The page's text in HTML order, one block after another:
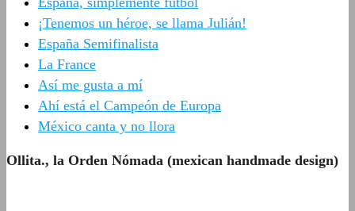
¡Tenemos un héroe, se llama Julián!
España Semifinalista
La France
Así me gusta a mí
Ahí está el Campeón de Europa
México canta y no llora
Ollita., la Orden Nómada (mexican handmade design)